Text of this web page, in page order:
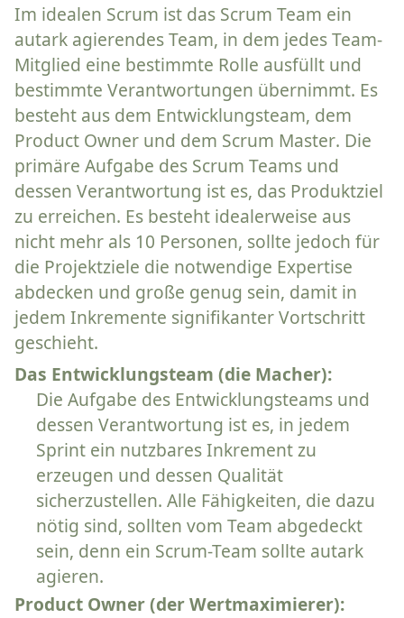
Im idealen Scrum ist das Scrum Team ein
autark agierendes Team, in dem jedes Team-
Mitglied eine bestimmte Rolle ausfüllt und
bestimmte Verantwortungen übernimmt. Es
besteht aus dem Entwicklungsteam, dem
Product Owner und dem Scrum Master. Die
primäre Aufgabe des Scrum Teams und
dessen Verantwortung ist es, das Produktziel
zu erreichen. Es besteht idealerweise aus
nicht mehr als 10 Personen, sollte jedoch für
die Projektziele die notwendige Expertise
abdecken und große genug sein, damit in
jedem Inkremente signifikanter Vortschritt
geschieht.
Das Entwicklungsteam (die Macher):
Die Aufgabe des Entwicklungsteams und
dessen Verantwortung ist es, in jedem
Sprint ein nutzbares Inkrement zu
erzeugen und dessen Qualität
sicherzustellen. Alle Fähigkeiten, die dazu
nötig sind, sollten vom Team abgedeckt
sein, denn ein Scrum-Team sollte autark
agieren.
Product Owner (der Wertmaximierer):